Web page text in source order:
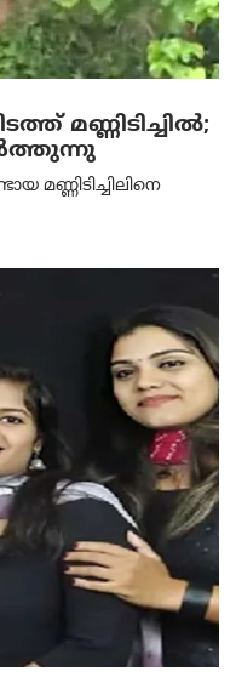
മണ്ണിടിച്ചിൽ;